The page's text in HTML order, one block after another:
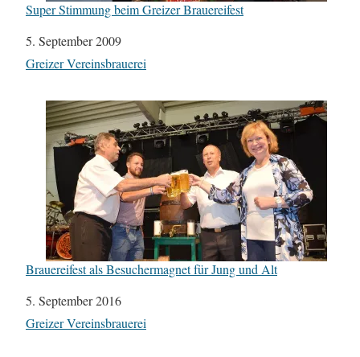
Super Stimmung beim Greizer Brauereifest
Datum
5. September 2009
In Bezug auf
Greizer Vereinsbrauerei
Brauereifest als Besuchermagnet für Jung und Alt
Datum
5. September 2016
In Bezug auf
Greizer Vereinsbrauerei